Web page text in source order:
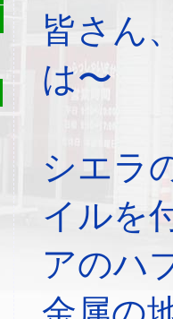
皆さん
は〜
シエラ
イルを
アのハ